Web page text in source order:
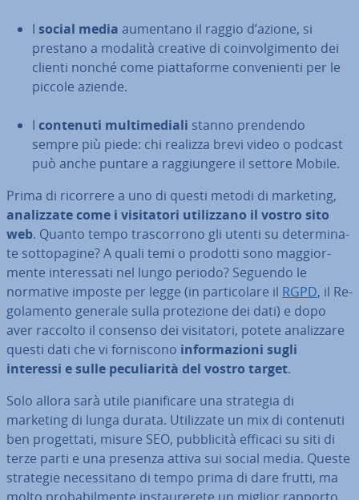
I social media aumentano il raggio d’azione, si
prestano a modalità creative di coin­vol­gi­men­to dei
clienti nonché come piat­ta­for­me con­ve­nien­ti per le
piccole aziende.
I contenuti mul­ti­me­dia­li stanno prendendo
sempre più piede: chi realizza brevi video o podcast
può anche puntare a rag­giun­ge­re il settore Mobile.
Prima di ricorrere a uno di questi metodi di marketing,
ana­liz­za­te come i vi­si­ta­to­ri uti­liz­za­no il vostro sito
web. Quanto tempo tra­scor­ro­no gli utenti su de­ter­mi­na­
te sot­to­pa­gi­ne? A quali temi o prodotti sono mag­gior­
men­te in­te­res­sa­ti nel lungo periodo? Seguendo le
normative imposte per legge (in par­ti­co­la­re il RGPD, il Re­
go­la­men­to generale sulla pro­te­zio­ne dei dati) e dopo
aver raccolto il consenso dei vi­si­ta­to­ri, potete ana­liz­za­re
questi dati che vi for­ni­sco­no in­for­ma­zio­ni sugli
interessi e sulle pe­cu­lia­ri­tà del vostro target.
Solo allora sarà utile pia­ni­fi­ca­re una strategia di
marketing di lunga durata. Uti­liz­za­te un mix di contenuti
ben pro­get­ta­ti, misure SEO, pub­bli­ci­tà efficaci su siti di
terze parti e una presenza attiva sui social media. Queste
strategie ne­ces­si­ta­no di tempo prima di dare frutti, ma